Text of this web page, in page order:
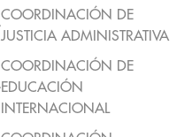
COORDINACIÓN DE
JUSTICIA ADMINISTRATIVA
COORDINACIÓN DE
EDUCACIÓN
INTERNACIONAL